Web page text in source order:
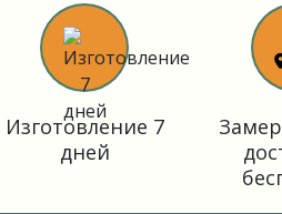
Изготовление 7
дней